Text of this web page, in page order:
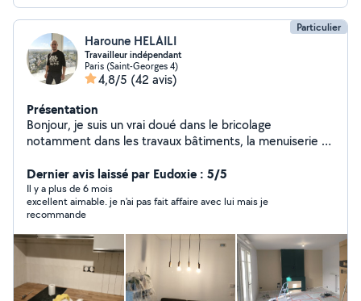
Particulier
Haroune HELAILI
Travailleur indépendant
Paris (Saint-Georges 4)
4,8/5 (42 avis)
Présentation
Bonjour, je suis un vrai doué dans le bricolage
notamment dans les travaux bâtiments, la menuiserie et
Dernier avis laissé par Eudoxie : 5/5
Il y a plus de 6 mois
excellent aimable. je n'ai pas fait affaire avec lui mais je
recommande